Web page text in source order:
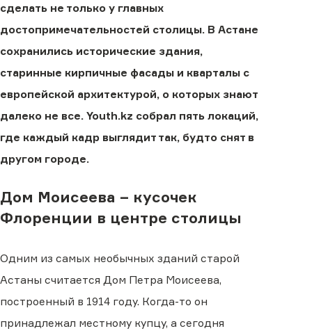
сделать не только у главных
достопримечательностей столицы. В Астане
сохранились исторические здания,
старинные кирпичные фасады и кварталы с
европейской архитектурой, о которых знают
далеко не все. Youth.kz собрал пять локаций,
где каждый кадр выглядит так, будто снят в
другом городе.
Дом Моисеева − кусочек
Флоренции в центре столицы
Одним из самых необычных зданий старой
Астаны считается Дом Петра Моисеева,
построенный в 1914 году. Когда-то он
принадлежал местному купцу, а сегодня